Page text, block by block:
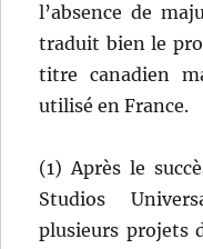
l’absence de
traduit bien le
titre canadien
utilisé en France.
(1) Après le
Studios
plusieurs projets